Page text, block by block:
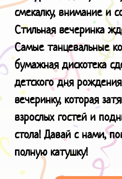
смекалку, внимание и
Стильная вечеринка
Самые танцевальные
бумажная дискотека
детского дня
вечеринку, которая
взрослых гостей и
стола! Давай с нами,
полную катушку!